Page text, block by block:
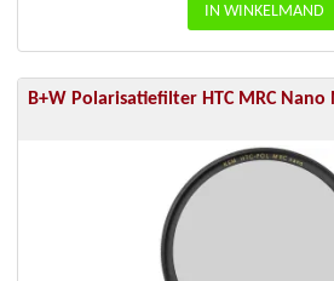
IN WINKELMAND
B+W Polarisatiefilter HTC MRC